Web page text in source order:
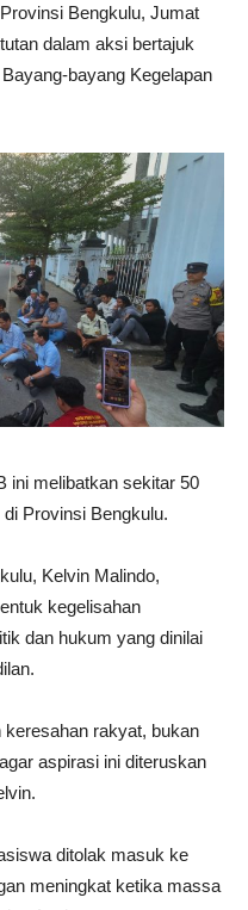
Bengkulu, Jumat
dalam aksi bertajuk
bayang Kegelapan
ini melibatkan sekitar 50
Provinsi Bengkulu.
Kelvin Malindo,
kegelisahan
dan hukum yang dinilai
keresahan rakyat, bukan
aspirasi ini diteruskan
ditolak masuk ke
meningkat ketika massa